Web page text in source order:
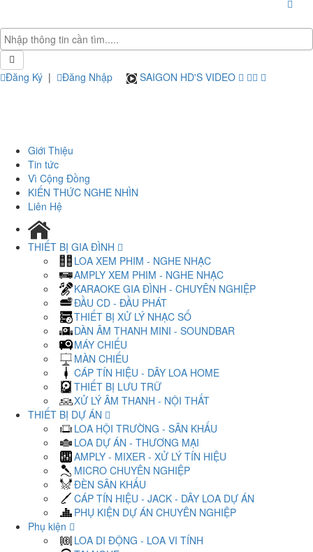
Đăng Ký | Đăng Nhập SAIGON HD'S VIDEO
Giới Thiệu
Tin tức
Vì Cộng Đồng
KIẾN THỨC NGHE NHÌN
Liên Hệ
THIẾT BỊ GIA ĐÌNH
LOA XEM PHIM - NGHE NHẠC
AMPLY XEM PHIM - NGHE NHẠC
KARAOKE GIA ĐÌNH - CHUYÊN NGHIỆP
ĐẦU CD - ĐẦU PHÁT
THIẾT BỊ XỬ LÝ NHẠC SỐ
DÀN ÂM THANH MINI - SOUNDBAR
MÁY CHIẾU
MÀN CHIẾU
CÁP TÍN HIỆU - DÂY LOA HOME
THIẾT BỊ LƯU TRỮ
XỬ LÝ ÂM THANH - NỘI THẤT
THIẾT BỊ DỰ ÁN
LOA HỘI TRƯỜNG - SÂN KHẤU
LOA DỰ ÁN - THƯƠNG MẠI
AMPLY - MIXER - XỬ LÝ TÍN HIỆU
MICRO CHUYÊN NGHIỆP
ĐÈN SÂN KHẤU
CÁP TÍN HIỆU - JACK - DÂY LOA DỰ ÁN
PHỤ KIỆN DỰ ÁN CHUYÊN NGHIỆP
Phụ kiện
LOA DI ĐỘNG - LOA VI TÍNH